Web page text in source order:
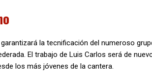
garantizará la tecnificación del numeroso
El trabajo de Luis Carlos será de
los más jóvenes de la cantera.